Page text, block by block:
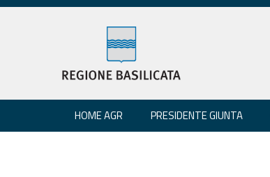
HOME AGR PRESIDENTE GIUNTA